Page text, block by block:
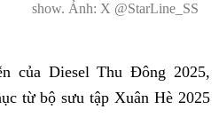
show. Ảnh: X @StarLine_SS
của Diesel Thu Đông 2025,
từ bộ sưu tập Xuân Hè 2025